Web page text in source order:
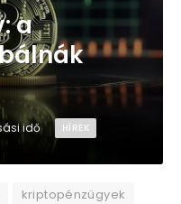
a
idő HÍREK
kriptopénzügyek